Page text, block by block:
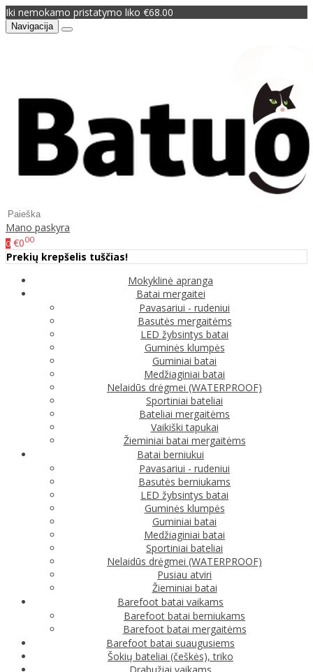
Iki nemokamo pristatymo liko €68.00
Navigacija
Mano paskyra
0 €000
Prekių krepšelis tuščias!
Mokyklinė apranga
Batai mergaitei
Pavasariui - rudeniui
Basutės mergaitėms
LED žybsintys batai
Guminės klumpės
Guminiai batai
Medžiaginiai batai
Nelaidūs drėgmei (WATERPROOF)
Sportiniai bateliai
Bateliai mergaitėms
Vaikiški tapukai
Žieminiai batai mergaitėms
Batai berniukui
Pavasariui - rudeniui
Basutės berniukams
LED žybsintys batai
Guminės klumpės
Guminiai batai
Medžiaginiai batai
Sportiniai bateliai
Nelaidūs drėgmei (WATERPROOF)
Pusiau atviri
Žieminiai batai
Barefoot batai vaikams
Barefoot batai berniukams
Barefoot batai mergaitėms
Barefoot batai suaugusiems
Šokių bateliai (češkės), triko
Drabužiai vaikams